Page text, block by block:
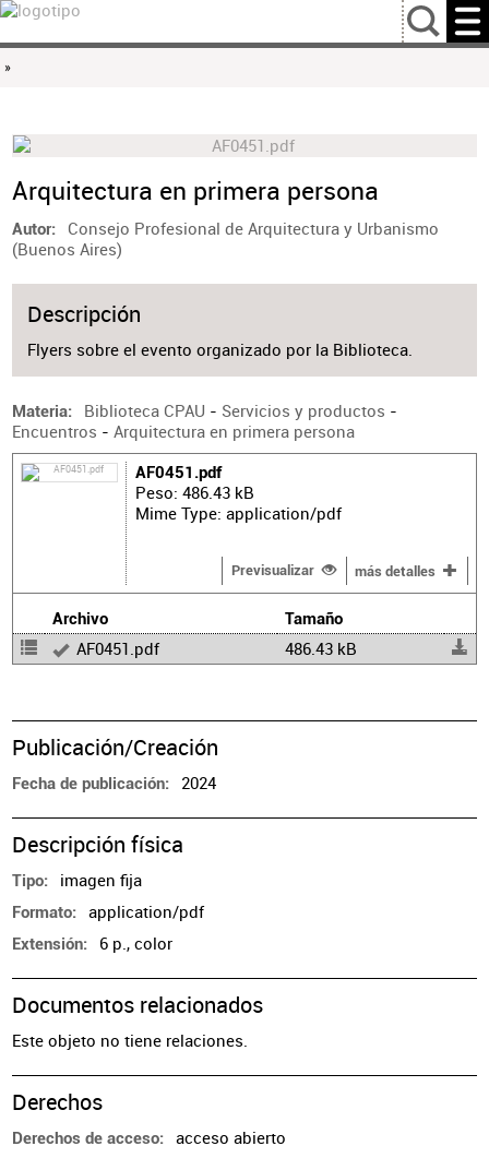
…
»
Arquitectura en primera persona
Autor
Consejo Profesional de Arquitectura y Urbanismo
(Buenos Aires)
Descripción
Flyers sobre el evento organizado por la Biblioteca.
Materia Biblioteca CPAU - Servicios y productos -
Encuentros - Arquitectura en primera persona
AF0451.pdf
Peso: 486.43 kB
Mime Type: application/pdf
Previsualizar más detalles
Archivo Tamaño
AF0451.pdf 486.43 kB
Publicación/Creación
Fecha de publicación 2024
Descripción física
Tipo imagen fija
Formato application/pdf
Extensión 6 p., color
Documentos relacionados
Este objeto no tiene relaciones.
Derechos
Derechos de acceso acceso abierto